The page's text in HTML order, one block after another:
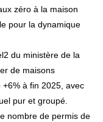
zéro à la maison
pour la dynamique
du ministère de la
de maisons
à fin 2025, avec
pur et groupé.
nombre de permis de